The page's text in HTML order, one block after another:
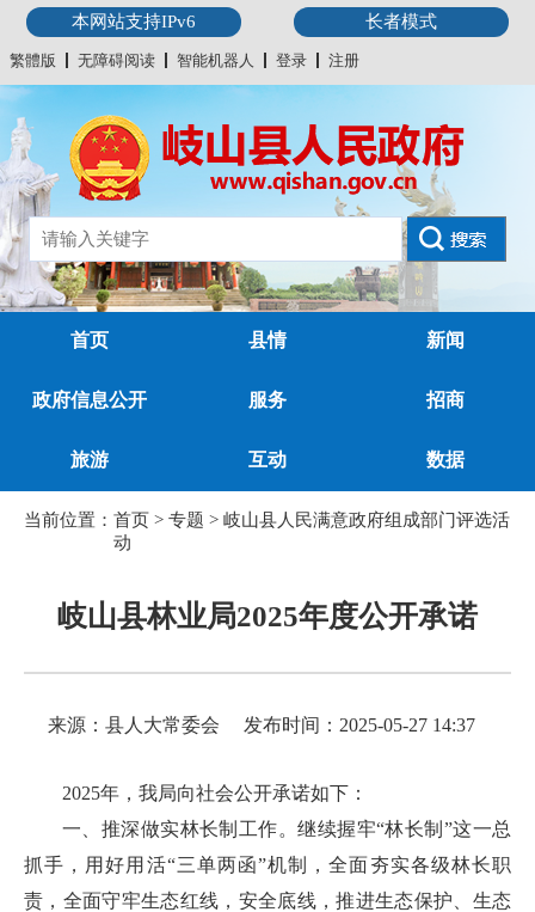
长者模式
本网站支持IPv6
繁體版 无障碍阅读 智能机器人 登录 注册
首页 县情 新闻
政府信息公开 服务 招商
旅游 互动 数据
当前位置： 首页 > 专题 > 岐山县人民满意政府组成部门评选活
动
岐山县林业局2025年度公开承诺
来源：县人大常委会 发布时间：2025-05-27 14:37
2025年，我局向社会公开承诺如下：
一、推深做实林长制工作。继续握牢“林长制”这一总
抓手，用好用活“三单两函”机制，全面夯实各级林长职
责，全面守牢生态红线，安全底线，推进生态保护、生态